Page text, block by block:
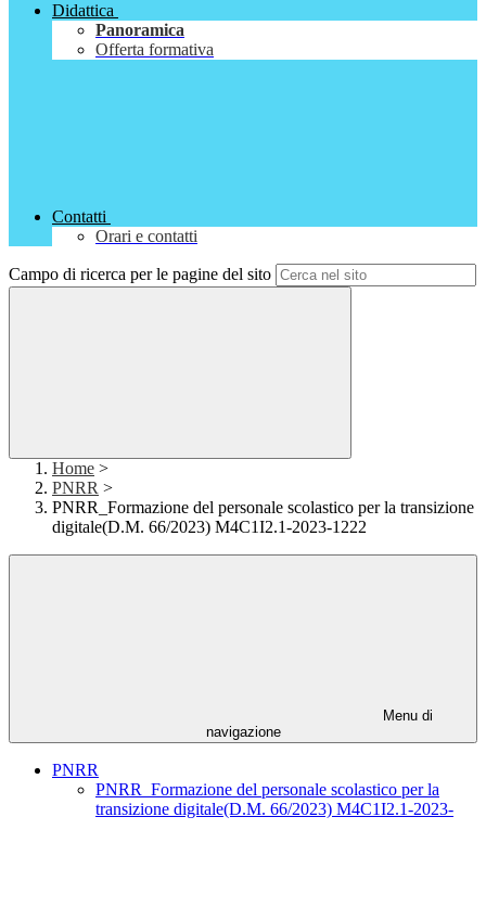
Didattica
Panoramica
Offerta formativa
Contatti
Orari e contatti
Campo di ricerca per le pagine del sito
Home >
PNRR >
PNRR_Formazione del personale scolastico per la transizione
digitale(D.M. 66/2023) M4C1I2.1-2023-1222
Menu di
navigazione
PNRR
PNRR_Formazione del personale scolastico per la
transizione digitale(D.M. 66/2023) M4C1I2.1-2023-